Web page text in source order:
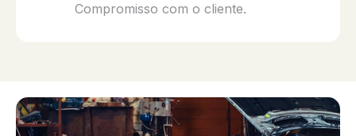
Compromisso com o cliente.